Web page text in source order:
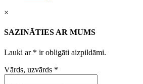
×
SAZINĀTIES AR MUMS
Lauki ar * ir obligāti aizpildāmi.
Vārds, uzvārds *